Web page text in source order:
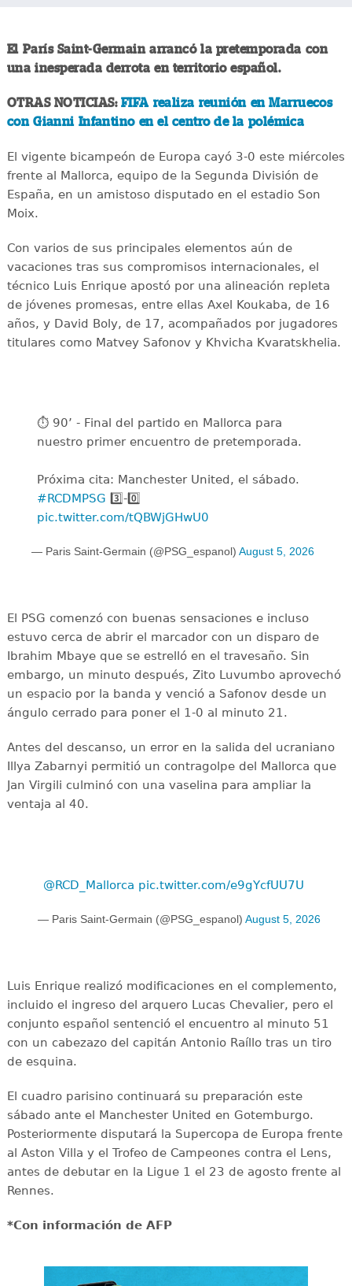
El París Saint-Germain arrancó la pretemporada con
una inesperada derrota en territorio español.
OTRAS NOTICIAS: FIFA realiza reunión en Marruecos
con Gianni Infantino en el centro de la polémica
El vigente bicampeón de Europa cayó 3-0 este miércoles
frente al Mallorca, equipo de la Segunda División de
España, en un amistoso disputado en el estadio Son
Moix.
Con varios de sus principales elementos aún de
vacaciones tras sus compromisos internacionales, el
técnico Luis Enrique apostó por una alineación repleta
de jóvenes promesas, entre ellas Axel Koukaba, de 16
años, y David Boly, de 17, acompañados por jugadores
titulares como Matvey Safonov y Khvicha Kvaratskhelia.
⏱️ 90’ - Final del partido en Mallorca para
nuestro primer encuentro de pretemporada.
Próxima cita: Manchester United, el sábado.
#RCDMPSG 3️⃣-0️⃣
pic.twitter.com/tQBWjGHwU0
— Paris Saint-Germain (@PSG_espanol) August 5, 2026
El PSG comenzó con buenas sensaciones e incluso
estuvo cerca de abrir el marcador con un disparo de
Ibrahim Mbaye que se estrelló en el travesaño. Sin
embargo, un minuto después, Zito Luvumbo aprovechó
un espacio por la banda y venció a Safonov desde un
ángulo cerrado para poner el 1-0 al minuto 21.
Antes del descanso, un error en la salida del ucraniano
Illya Zabarnyi permitió un contragolpe del Mallorca que
Jan Virgili culminó con una vaselina para ampliar la
ventaja al 40.
@RCD_Mallorca pic.twitter.com/e9gYcfUU7U
— Paris Saint-Germain (@PSG_espanol) August 5, 2026
Luis Enrique realizó modificaciones en el complemento,
incluido el ingreso del arquero Lucas Chevalier, pero el
conjunto español sentenció el encuentro al minuto 51
con un cabezazo del capitán Antonio Raíllo tras un tiro
de esquina.
El cuadro parisino continuará su preparación este
sábado ante el Manchester United en Gotemburgo.
Posteriormente disputará la Supercopa de Europa frente
al Aston Villa y el Trofeo de Campeones contra el Lens,
antes de debutar en la Ligue 1 el 23 de agosto frente al
Rennes.
*Con información de AFP